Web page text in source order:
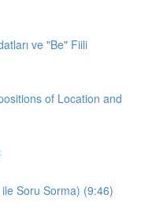
ve "Be" Fiili
of Location and
Soru Sorma) (9:46)